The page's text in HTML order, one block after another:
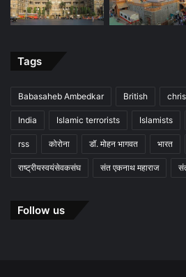
Tags
Babasaheb Ambedkar British
India Islamic terrorists Islamists
rss कोरोना डॉ. मोहन भागवत भारत
राष्ट्रीयस्वयंसेवकसंघ संत एकनाथ महाराज
Follow us